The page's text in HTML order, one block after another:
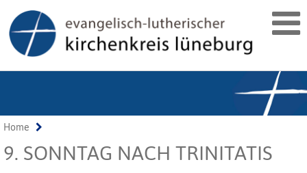
Home
9. SONNTAG NACH TRINITATIS